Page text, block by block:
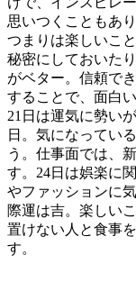
思いつくこともあ
つまりは楽しいこ
秘密にしておいた
がベター。信頼で
することで、面白
21日は運気に勢い
日。気になってい
う。仕事面では、
す。24日は娯楽に
やファッションに
際運は吉。楽しい
置けない人と食事
す。